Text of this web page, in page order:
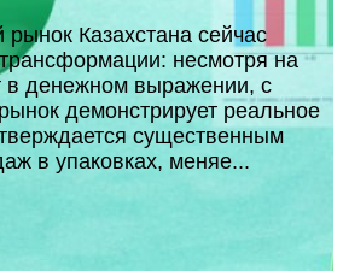
Казахстана сейчас
несмотря на
в денежном выражении, с
демонстрирует реальное
существенным
в упаковках, меняе...